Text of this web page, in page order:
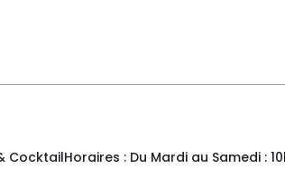
: Du Mardi au Samedi :